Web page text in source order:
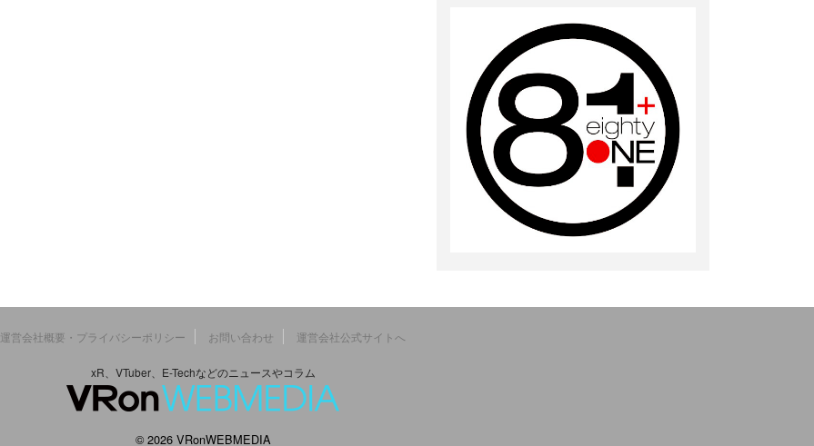
運営会社概要・プライバシーポリシー お問い合わせ 運営会社公式サイトへ
xR、VTuber、E-Techなどのニュースやコラム
© 2026 VRonWEBMEDIA